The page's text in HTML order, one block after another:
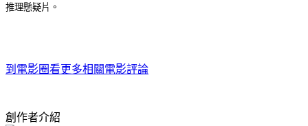
推理懸疑片。
到電影圈看更多相關電影評論
創作者介紹